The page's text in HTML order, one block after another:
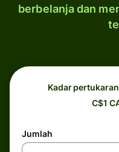
berbelanja dan
Kadar
C$1
Jumlah